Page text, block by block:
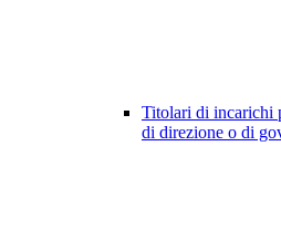
Titolari di incarichi
di direzione o di